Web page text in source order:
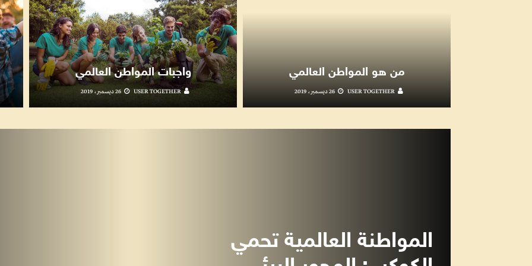
من هو المواطن العالمي
USER TOGETHER 26 ديسمبر، 2019
واجبات المواطن العالمي
USER TOGETHER 26 ديسمبر، 2019
المواطنة العالمية تحمي